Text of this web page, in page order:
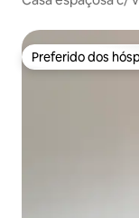
Preferido dos
Preferido dos